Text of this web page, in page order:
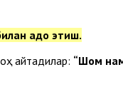
адо этиш.
айтадилар: “Шом